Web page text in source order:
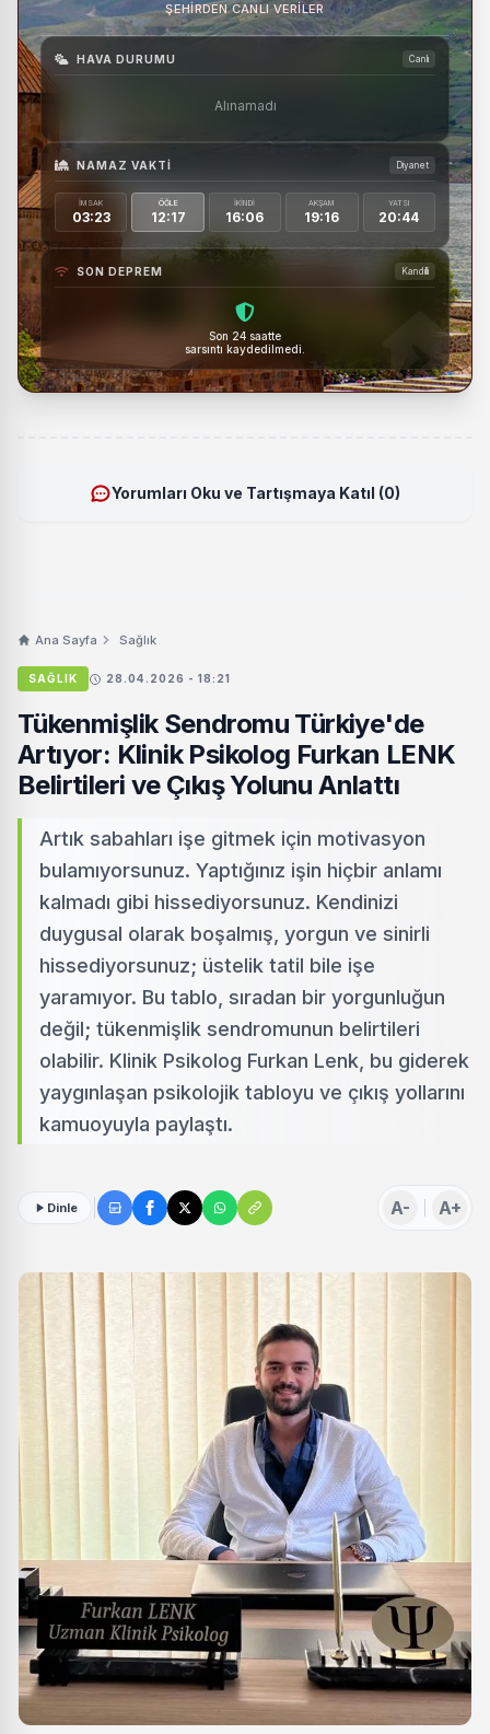
ŞEHIRDEN CANLI VERILER
HAVA DURUMU Canlı
Alınamadı
NAMAZ VAKTI Diyanet
İMSAK
03:23
ÖĞLE
12:17
İKINDI
16:06
AKŞAM
19:16
YATSI
20:44
SON DEPREM Kandilli
Son 24 saatte
sarsıntı kaydedilmedi.
Yorumları Oku ve Tartışmaya Katıl (0)
Ana Sayfa Sağlık
SAĞLIK 28.04.2026 - 18:21
Tükenmişlik Sendromu Türkiye'de
Artıyor: Klinik Psikolog Furkan LENK
Belirtileri ve Çıkış Yolunu Anlattı
Artık sabahları işe gitmek için motivasyon
bulamıyorsunuz. Yaptığınız işin hiçbir anlamı
kalmadı gibi hissediyorsunuz. Kendinizi
duygusal olarak boşalmış, yorgun ve sinirli
hissediyorsunuz; üstelik tatil bile işe
yaramıyor. Bu tablo, sıradan bir yorgunluğun
değil; tükenmişlik sendromunun belirtileri
olabilir. Klinik Psikolog Furkan Lenk, bu giderek
yaygınlaşan psikolojik tabloyu ve çıkış yollarını
kamuoyuyla paylaştı.
Dinle A- A+